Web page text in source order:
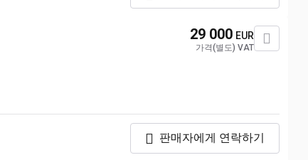
29 000 EUR
가격(별도) VAT
판매자에게 연락하기